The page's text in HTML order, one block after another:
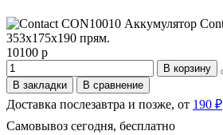
10100 р
В корзину
В закладки
В сравнение
Доставка послезавтра и позже, от 190 ₽
Самовывоз сегодня, бесплатно